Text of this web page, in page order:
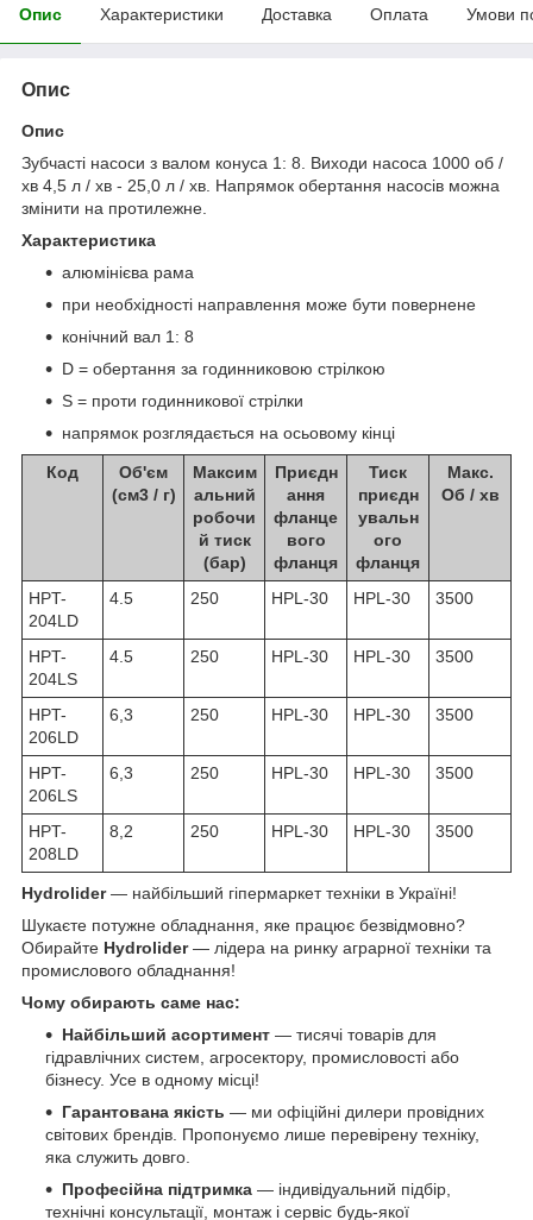
Опис Характеристики Доставка Оплата Умови
Опис
Опис
Зубчасті насоси з валом конуса 1: 8. Виходи насоса 1000 об /
хв 4,5 л / хв - 25,0 л / хв. Напрямок обертання насосів можна
змінити на протилежне.
Характеристика
алюмінієва рама
при необхідності направлення може бути повернене
конічний вал 1: 8
D = обертання за годинниковою стрілкою
S = проти годинникової стрілки
напрямок розглядається на осьовому кінці
Код
Об'єм
(см3 / г)
Максим
альний
робочи
й тиск
(бар)
Приєдн
ання
фланце
вого
фланця
Тиск
приєдн
увальн
ого
фланця
Макс.
Об / хв
HPT-
204LD
4.5 250 HPL-30 HPL-30 3500
HPT-
204LS
4.5 250 HPL-30 HPL-30 3500
HPT-
206LD
6,3 250 HPL-30 HPL-30 3500
HPT-
206LS
6,3 250 HPL-30 HPL-30 3500
HPT-
208LD
8,2 250 HPL-30 HPL-30 3500
Hydrolider— найбільший гіпермаркет техніки в Україні!
Шукаєте потужне обладнання, яке працює безвідмовно?
Обирайте Hydrolider— лідера на ринку аграрної техніки та
промислового обладнання!
Чому обирають саме нас:
Найбільший асортимент — тисячі товарів для
гідравлічних систем, агросектору, промисловості або
бізнесу. Усе в одному місці!
Гарантована якість — ми офіційні дилери провідних
світових брендів. Пропонуємо лише перевірену техніку,
яка служить довго.
Професійна підтримка — індивідуальний підбір,
технічні консультації, монтаж і сервіс будь-якої